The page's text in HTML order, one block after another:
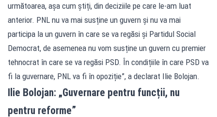
următoarea, așa cum știți, din deciziile pe care le-am luat
anterior. PNL nu va mai susține un guvern și nu va mai
participa la un guvern în care se va regăsi și Partidul Social
Democrat, de asemenea nu vom susține un guvern cu premier
tehnocrat în care se va regăsi PSD. În condițiile în care PSD va
fi la guvernare, PNL va fi în opoziție”, a declarat Ilie Bolojan.
Ilie Bolojan: „Guvernare pentru funcții, nu
pentru reforme”